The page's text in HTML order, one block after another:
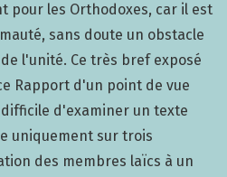
pour les Orthodoxes, car il est
sans doute un obstacle
l'unité. Ce très bref exposé
Rapport d'un point de vue
d'examiner un texte
uniquement sur trois
des membres laïcs à un